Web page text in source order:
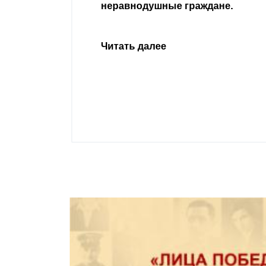
неравнодушные граждане.
Читать далее